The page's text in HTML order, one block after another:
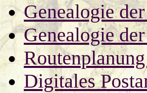
Genealogie
Genealogie
Digitales